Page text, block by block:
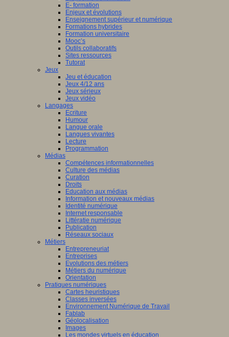
E- formation
Enjeux et évolutions
Enseignement supérieur et numérique
Formations hybrides
Formation universitaire
Mooc’s
Outils collaboratifs
Sites ressources
Tutorat
Jeux
Jeu et éducation
Jeux 4/12 ans
Jeux sérieux
Jeux vidéo
Langages
Ecriture
Humour
Langue orale
Langues vivantes
Lecture
Programmation
Médias
Compétences informationnelles
Culture des médias
Curation
Droits
Education aux médias
Information et nouveaux médias
Identité numérique
Internet responsable
Littératie numérique
Publication
Réseaux sociaux
Métiers
Entrepreneuriat
Entreprises
Evolutions des métiers
Métiers du numérique
Orientation
Pratiques numériques
Cartes heuristiques
Classes inversées
Environnement Numérique de Travail
Fablab
Géolocalisation
Images
Les mondes virtuels en éducation